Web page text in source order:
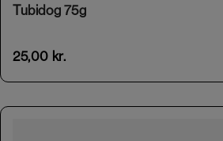
Tubidog 75g
25,00 kr.